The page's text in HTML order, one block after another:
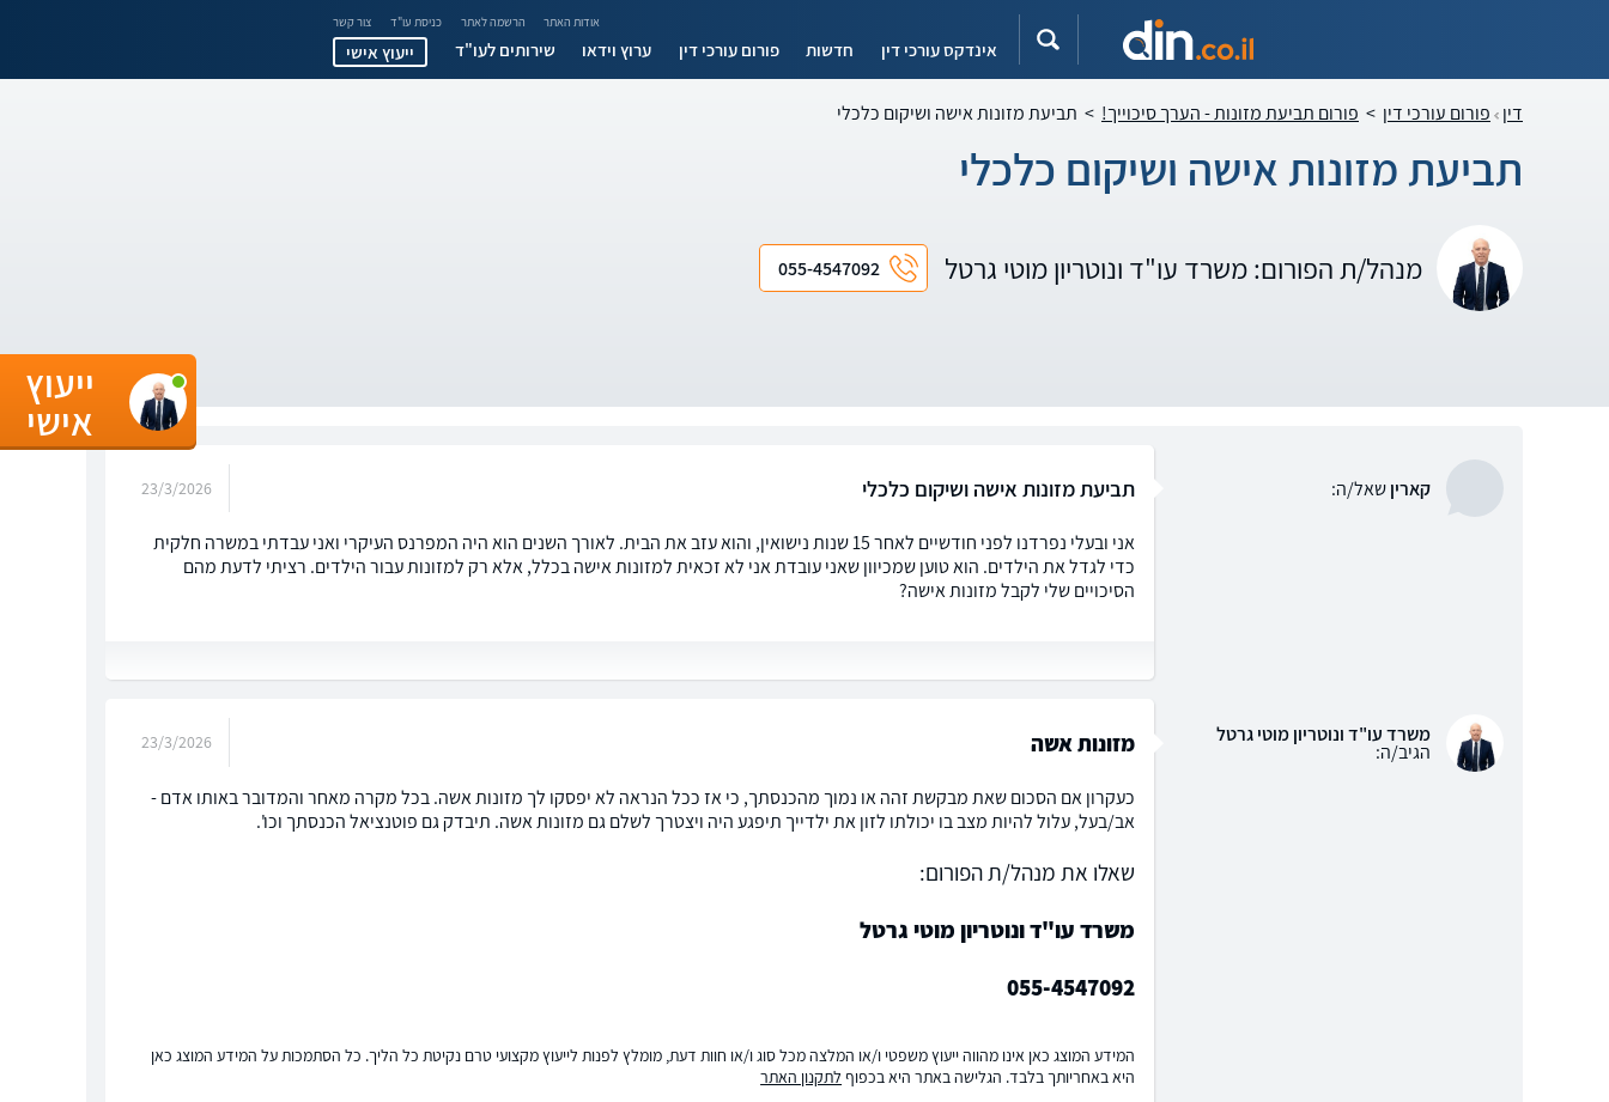
אודות האתר הרשמה לאתר כניסת עו"ד צור קשר
אינדקס עורכי דין חדשות פורום עורכי דין ערוץ וידאו שירותים לעו"ד ייעוץ אישי
דין פורום עורכי דין > פורום תביעת מזונות - הערך סיכוייך! > תביעת מזונות אישה ושיקום כלכלי
תביעת מזונות אישה ושיקום כלכלי
מנהל/ת הפורום: משרד עו"ד ונוטריון מוטי גרטל 055-4547092
קאריןשאל/ה: תביעת מזונות אישה ושיקום כלכלי 23/3/2026
אני ובעלי נפרדנו לפני חודשיים לאחר 15 שנות נישואין, והוא עזב את הבית. לאורך השנים הוא היה המפרנס העיקרי ואני עבדתי במשרה חלקית
כדי לגדל את הילדים. הוא טוען שמכיוון שאני עובדת אני לא זכאית למזונות אישה בכלל, אלא רק למזונות עבור הילדים. רציתי לדעת מהם
הסיכויים שלי לקבל מזונות אישה?
משרד עו"ד ונוטריון מוטי גרטל
הגיב/ה: מזונות אשה 23/3/2026
כעקרון אם הסכום שאת מבקשת זהה או נמוך מהכנסתך, כי אז ככל הנראה לא יפסקו לך מזונות אשה. בכל מקרה מאחר והמדובר באותו אדם -
אב/בעל, עלול להיות מצב בו יכולתו לזון את ילדייך תיפגע היה ויצטרך לשלם גם מזונות אשה. תיבדק גם פוטנציאל הכנסתך וכו'.
שאלו את מנהל/ת הפורום:
משרד עו"ד ונוטריון מוטי גרטל
055-4547092
המידע המוצג כאן אינו מהווה ייעוץ משפטי ו/או המלצה מכל סוג ו/או חוות דעת, מומלץ לפנות לייעוץ מקצועי טרם נקיטת כל הליך. כל הסתמכות על המידע המוצג כאן
היא באחריותך בלבד. הגלישה באתר היא בכפוף לתקנון האתר
ייעוץ
אישי